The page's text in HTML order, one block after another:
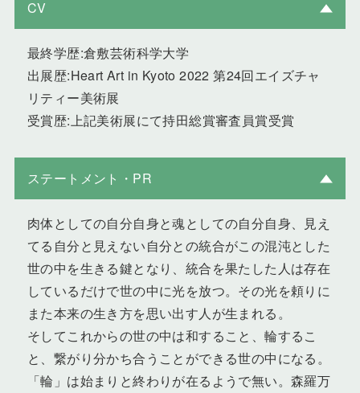
CV
最終学歴:倉敷芸術科学大学
出展歴:Heart Art in Kyoto 2022 第24回エイズチャ
リティー美術展
受賞歴:上記美術展にて持田総賞審査員賞受賞
ステートメント・PR
肉体としての自分自身と魂としての自分自身、見え
てる自分と見えない自分との統合がこの混沌とした
世の中を生きる鍵となり、統合を果たした人は存在
しているだけで世の中に光を放つ。その光を頼りに
また本来の生き方を思い出す人が生まれる。
そしてこれからの世の中は和すること、輪するこ
と、繋がり分かち合うことができる世の中になる。
「輪」は始まりと終わりが在るようで無い。森羅万